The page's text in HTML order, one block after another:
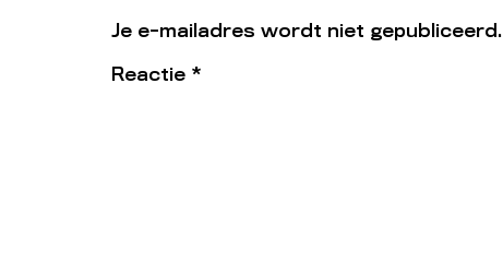
Je e-mailadres wordt niet gepubliceerd.
Reactie *